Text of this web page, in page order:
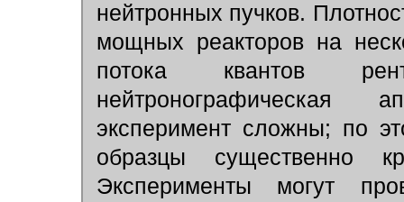
нейтронных пучков.
мощных реакторов на
потока квантов
нейтронографическая
эксперимент сложны; по
образцы существенно
Эксперименты могут